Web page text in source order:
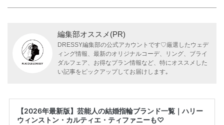
編集部オススメ(PR)
DRESSY編集部の公式アカウントです♡厳選したウェデ
ィング情報、最新のオリジナルコーデ、リング、ブライ
ダルフェア、お得なプラン情報など、特にオススメした
い記事をピックアップしてお届けします｡
【2026年最新版】芸能人の結婚指輪ブランド一覧｜ハリー
ウィンストン・カルティエ・ティファニーも♡